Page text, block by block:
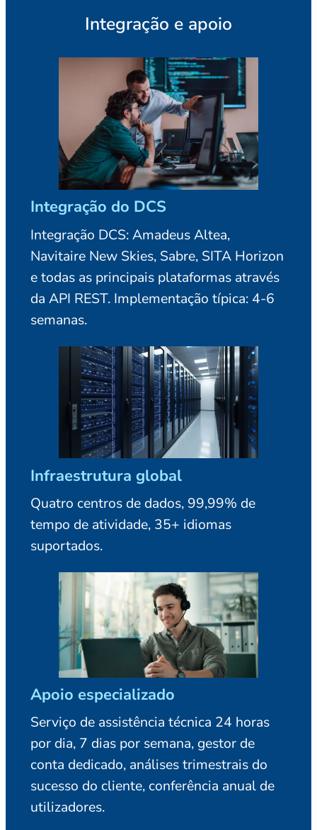
Integração e apoio
Integração do DCS
Integração DCS: Amadeus Altea,
Navitaire New Skies, Sabre, SITA Horizon
e todas as principais plataformas através
da API REST. Implementação típica: 4-6
semanas.
Infraestrutura global
Quatro centros de dados, 99,99% de
tempo de atividade, 35+ idiomas
suportados.
Apoio especializado
Serviço de assistência técnica 24 horas
por dia, 7 dias por semana, gestor de
conta dedicado, análises trimestrais do
sucesso do cliente, conferência anual de
utilizadores.